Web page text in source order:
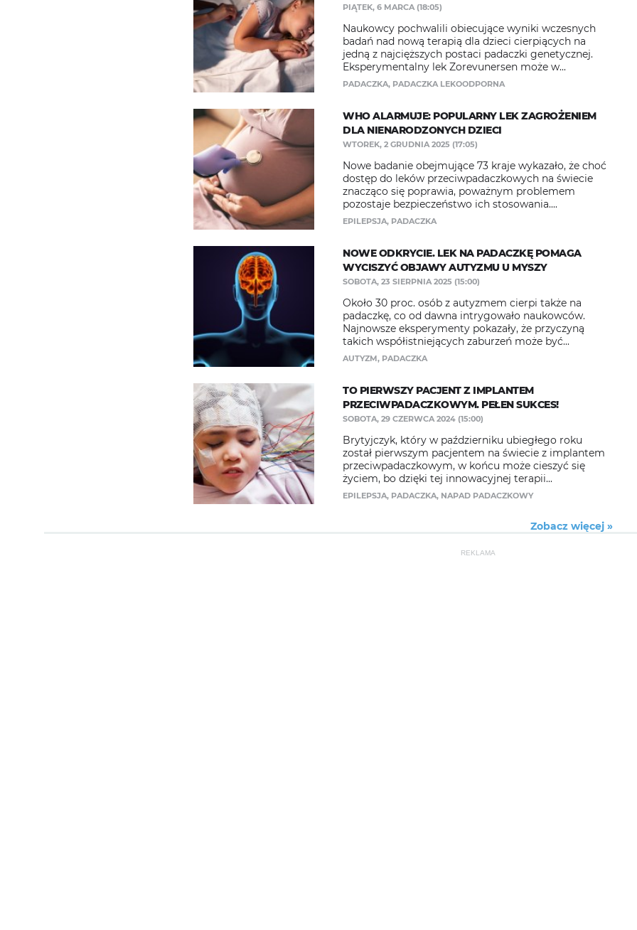
PIĄTEK, 6 MARCA (18:05)
Naukowcy pochwalili obiecujące wyniki wczesnych
badań nad nową terapią dla dzieci cierpiących na
jedną z najcięższych postaci padaczki genetycznej.
Eksperymentalny lek Zorevunersen może w...
PADACZKA, PADACZKA LEKOODPORNA
WHO ALARMUJE: POPULARNY LEK ZAGROŻENIEM
DLA NIENARODZONYCH DZIECI
WTOREK, 2 GRUDNIA 2025 (17:05)
Nowe badanie obejmujące 73 kraje wykazało, że choć
dostęp do leków przeciwpadaczkowych na świecie
znacząco się poprawia, poważnym problemem
pozostaje bezpieczeństwo ich stosowania....
EPILEPSJA, PADACZKA
NOWE ODKRYCIE. LEK NA PADACZKĘ POMAGA
WYCISZYĆ OBJAWY AUTYZMU U MYSZY
SOBOTA, 23 SIERPNIA 2025 (15:00)
Około 30 proc. osób z autyzmem cierpi także na
padaczkę, co od dawna intrygowało naukowców.
Najnowsze eksperymenty pokazały, że przyczyną
takich współistniejących zaburzeń może być...
AUTYZM, PADACZKA
TO PIERWSZY PACJENT Z IMPLANTEM
PRZECIWPADACZKOWYM. PEŁEN SUKCES!
SOBOTA, 29 CZERWCA 2024 (15:00)
Brytyjczyk, który w październiku ubiegłego roku
został pierwszym pacjentem na świecie z implantem
przeciwpadaczkowym, w końcu może cieszyć się
życiem, bo dzięki tej innowacyjnej terapii...
EPILEPSJA, PADACZKA, NAPAD PADACZKOWY
Zobacz więcej »
REKLAMA